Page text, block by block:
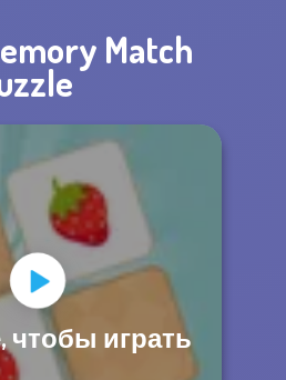
Match
чтобы играть